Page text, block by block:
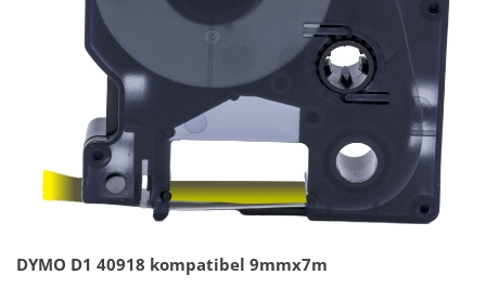
DYMO D1 40918 kompatibel 9mmx7m